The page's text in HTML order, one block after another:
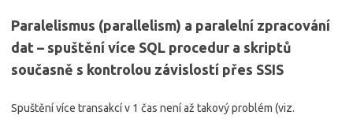
Paralelismus (parallelism) a paralelní zpracování
dat – spuštění více SQL procedur a skriptů
současně s kontrolou závislostí přes SSIS
Spuštění více transakcí v 1 čas není až takový problém (viz.